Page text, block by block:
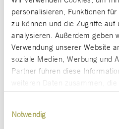
personalisieren, Funktionen
zu können und die Zugriffe auf
analysieren. Außerdem geben
Verwendung unserer Website
soziale Medien, Werbung und
Partner führen diese
weiteren Daten zusammen,
haben oder die sie im
Notwendig
unserer Kunden mit
Herausforderungen der
bringen. Unsere
wurden vielfach
erste
Deutschlands